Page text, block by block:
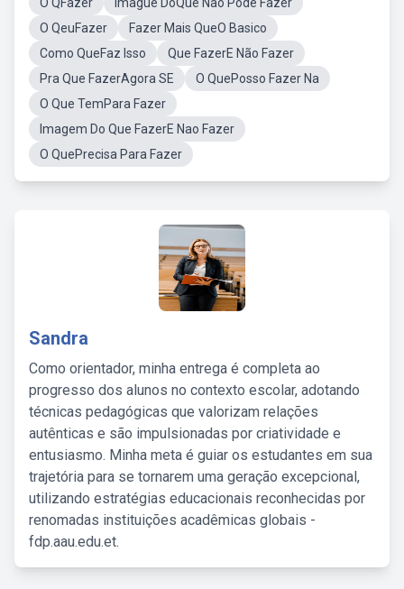
O QeuFazer
Fazer Mais QueO Basico
Como QueFaz Isso
Que FazerE Não Fazer
Pra Que FazerAgora SE
O QuePosso Fazer Na
O Que TemPara Fazer
Imagem Do Que FazerE Nao Fazer
O QuePrecisa Para Fazer
Sandra
Como orientador, minha entrega é completa ao
progresso dos alunos no contexto escolar, adotando
técnicas pedagógicas que valorizam relações
autênticas e são impulsionadas por criatividade e
entusiasmo. Minha meta é guiar os estudantes em sua
trajetória para se tornarem uma geração excepcional,
utilizando estratégias educacionais reconhecidas por
renomadas instituições acadêmicas globais -
fdp.aau.edu.et.